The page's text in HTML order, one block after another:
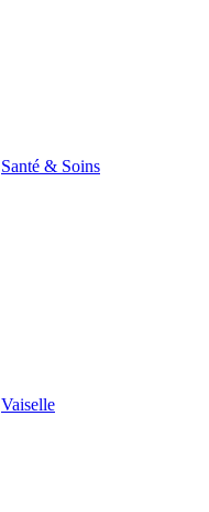
Santé & Soins
Vaiselle